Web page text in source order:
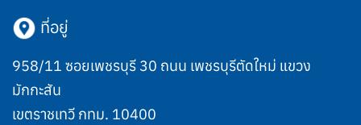
ที่อยู่
958/11 ซอยเพชรบุรี 30 ถนน เพชรบุรีตัดใหม่ แขวง
มักกะสัน
เขตราชเทวี กทม. 10400